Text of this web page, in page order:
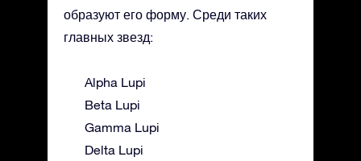
образуют его форму. Среди таких
главных звезд:
Alpha Lupi
Beta Lupi
Gamma Lupi
Delta Lupi